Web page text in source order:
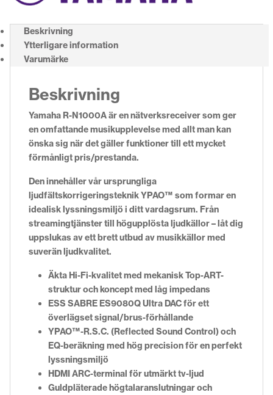
Beskrivning
Ytterligare information
Varumärke
Beskrivning
Yamaha R-N1000A är en nätverksreceiver som ger
en omfattande musikupplevelse med allt man kan
önska sig när det gäller funktioner till ett mycket
förmånligt pris/prestanda.
Den innehåller vår ursprungliga
ljudfältskorrigeringsteknik YPAO™ som formar en
idealisk lyssningsmiljö i ditt vardagsrum. Från
streamingtjänster till högupplösta ljudkällor – låt dig
uppslukas av ett brett utbud av musikkällor med
suverän ljudkvalitet.
Äkta Hi-Fi-kvalitet med mekanisk Top-ART-
struktur och koncept med låg impedans
ESS SABRE ES9080Q Ultra DAC för ett
överlägset signal/brus-förhållande
YPAO™-R.S.C. (Reflected Sound Control) och
EQ-beräkning med hög precision för en perfekt
lyssningsmiljö
HDMI ARC-terminal för utmärkt tv-ljud
Guldpläterade högtalaranslutningar och